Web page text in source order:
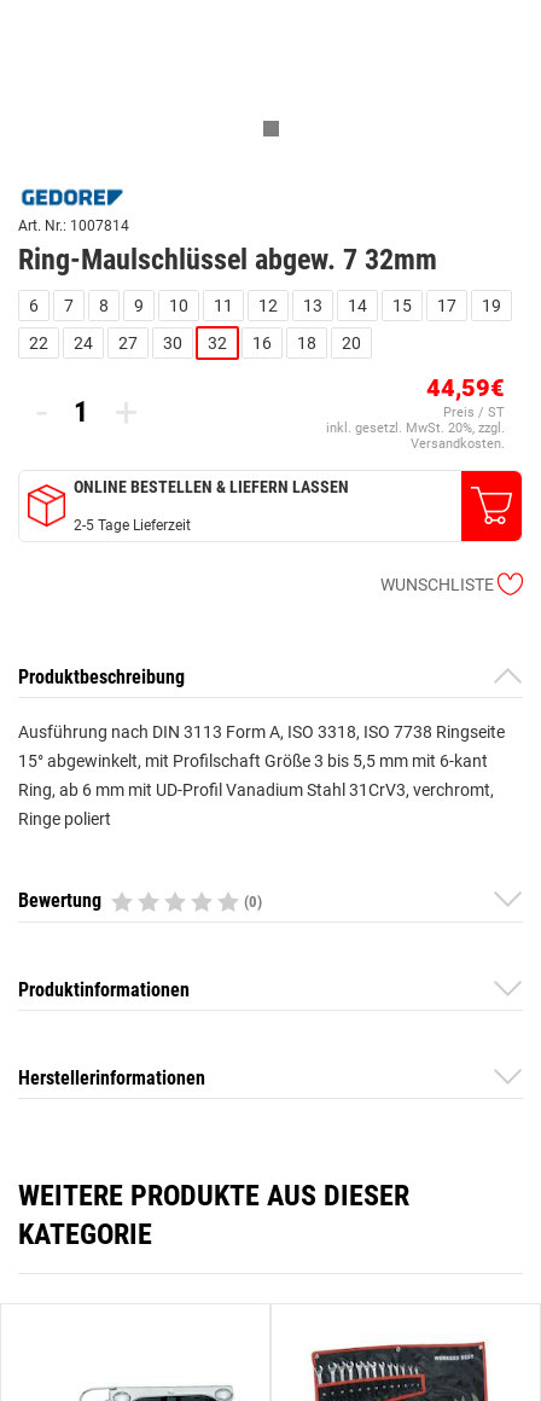
Art. Nr.: 1007814
Ring-Maulschlüssel abgew. 7 32mm
6 7 8 9 10 11 12 13 14 15 17
19
22
24 27 30 32 16 18 20
- + 44,59€
Preis / ST
inkl. gesetzl. MwSt. 20%, zzgl.
Versandkosten.
ONLINE BESTELLEN & LIEFERN LASSEN
2-5 Tage Lieferzeit
WUNSCHLISTE
Produktbeschreibung
Ausführung nach DIN 3113 Form A, ISO 3318, ISO 7738 Ringseite
15° abgewinkelt, mit Profilschaft Größe 3 bis 5,5 mm mit 6-kant
Ring, ab 6 mm mit UD-Profil Vanadium Stahl 31CrV3, verchromt,
Ringe poliert
Bewertung (0)
Produktinformationen
Herstellerinformationen
WEITERE PRODUKTE AUS DIESER
KATEGORIE